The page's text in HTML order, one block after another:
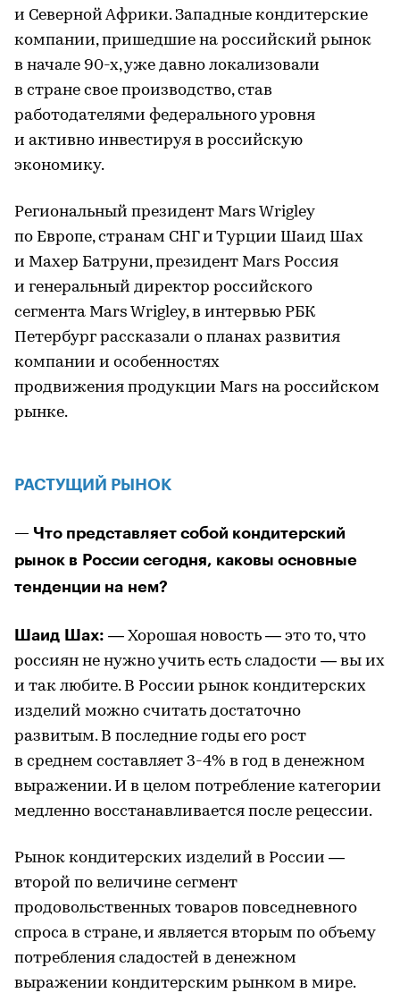
и Северной Африки. Западные кондитерские
компании, пришедшие на российский рынок
в начале 90-х, уже давно локализовали
в стране свое производство, став
работодателями федерального уровня
и активно инвестируя в российскую
экономику.
Региональный президент Mars Wrigley
по Европе, странам СНГ и Турции Шаид Шах
и Махер Батруни, президент Mars Россия
и генеральный директор российского
сегмента Mars Wrigley, в интервью РБК
Петербург рассказали о планах развития
компании и особенностях
продвижения продукции Mars на российском
рынке.
РАСТУЩИЙ РЫНОК
— Что представляет собой кондитерский
рынок в России сегодня, каковы основные
тенденции на нем?
Шаид Шах: — Хорошая новость — это то, что
россиян не нужно учить есть сладости — вы их
и так любите. В России рынок кондитерских
изделий можно считать достаточно
развитым. В последние годы его рост
в среднем составляет 3-4% в год в денежном
выражении. И в целом потребление категории
медленно восстанавливается после рецессии.
Рынок кондитерских изделий в России —
второй по величине сегмент
продовольственных товаров повседневного
спроса в стране, и является вторым по объему
потребления сладостей в денежном
выражении кондитерским рынком в мире.